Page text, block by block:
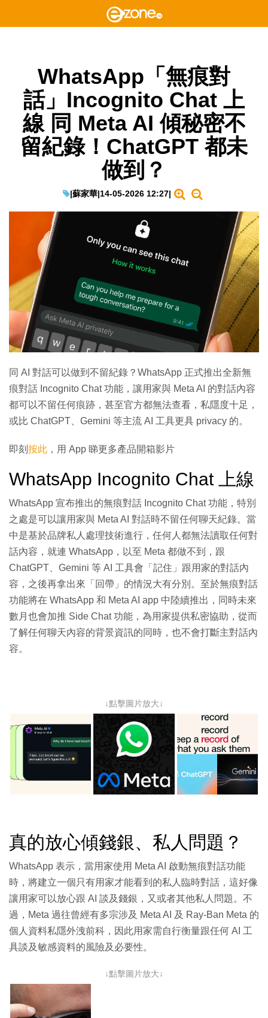
WhatsApp「無痕對
話」Incognito Chat 上
線 同 Meta AI 傾秘密不
留紀錄！ChatGPT 都未
做到？
|蘇家華|14-05-2026 12:27|
同 AI 對話可以做到不留紀錄？WhatsApp 正式推出全新無
痕對話 Incognito Chat 功能，讓用家與 Meta AI 的對話內容
都可以不留任何痕跡，甚至官方都無法查看，私隱度十足，
或比 ChatGPT、Gemini 等主流 AI 工具更具 privacy 的。
即刻 按此 ，用 App 睇更多產品開箱影片
WhatsApp Incognito Chat 上線
WhatsApp 宣布推出的無痕對話 Incognito Chat 功能，特別
之處是可以讓用家與 Meta AI 對話時不留任何聊天紀錄。當
中是基於品牌私人處理技術進行，任何人都無法讀取任何對
話內容，就連 WhatsApp，以至 Meta 都做不到，跟
ChatGPT、Gemini 等 AI 工具會「記住」跟用家的對話內
容，之後再拿出來「回帶」的情況大有分別。至於無痕對話
功能將在 WhatsApp 和 Meta AI app 中陸續推出，同時未來
數月也會加推 Side Chat 功能，為用家提供私密協助，從而
了解任何聊天內容的背景資訊的同時，也不會打斷主對話內
容。
↓點擊圖片放大↓
真的放心傾錢銀、私人問題？
WhatsApp 表示，當用家使用 Meta AI 啟動無痕對話功能
時，將建立一個只有用家才能看到的私人臨時對話，這好像
讓用家可以放心跟 AI 談及錢銀，又或者其他私人問題。不
過，Meta 過往曾經有多宗涉及 Meta AI 及 Ray-Ban Meta 的
個人資料私隱外洩前科，因此用家需自行衡量跟任何 AI 工
具談及敏感資料的風險及必要性。
↓點擊圖片放大↓